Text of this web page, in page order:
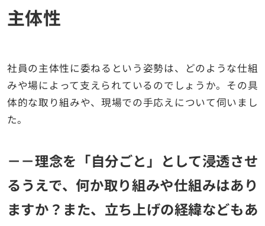
主体性
社員の主体性に委ねるという姿勢は、どのような仕組
みや場によって支えられているのでしょうか。その具
体的な取り組みや、現場での手応えについて伺いまし
た。
－－理念を「自分ごと」として浸透させ
るうえで、何か取り組みや仕組みはあり
ますか？また、立ち上げの経緯などもあ